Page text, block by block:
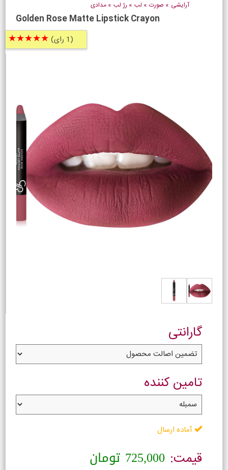
آرایشی » صورت » لب » رژ لب » مدادی
Golden Rose Matte Lipstick Crayon
(1 رای) ★★★★★
گارانتی
تامین کننده
آماده ارسال
قیمت: 725,000 تومان